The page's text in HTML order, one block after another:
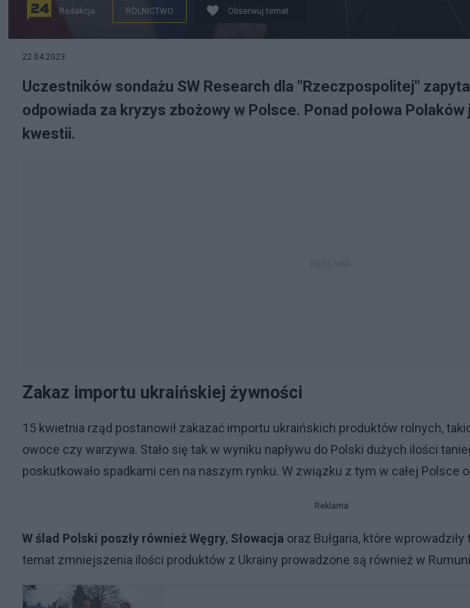
Redakcja ROLNICTWO Obserwuj temat
22.04.2023
Uczestników sondażu SW Research dla "Rzeczpospolitej"
odpowiada za kryzys zbożowy w Polsce. Ponad połowa
kwestii.
Zakaz importu ukraińskiej żywności
15 kwietnia rząd postanowił zakazać importu ukraińskich produktów rolnych,
owoce czy warzywa. Stało się tak w wyniku napływu do Polski dużych ilości
poskutkowało spadkami cen na naszym rynku. W związku z tym w całej Polsce
Reklama
W ślad Polski poszły również Węgry, Słowacja oraz Bułgaria, które
temat zmniejszenia ilości produktów z Ukrainy prowadzone są również w